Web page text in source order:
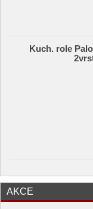
Kuch. role
AKCE